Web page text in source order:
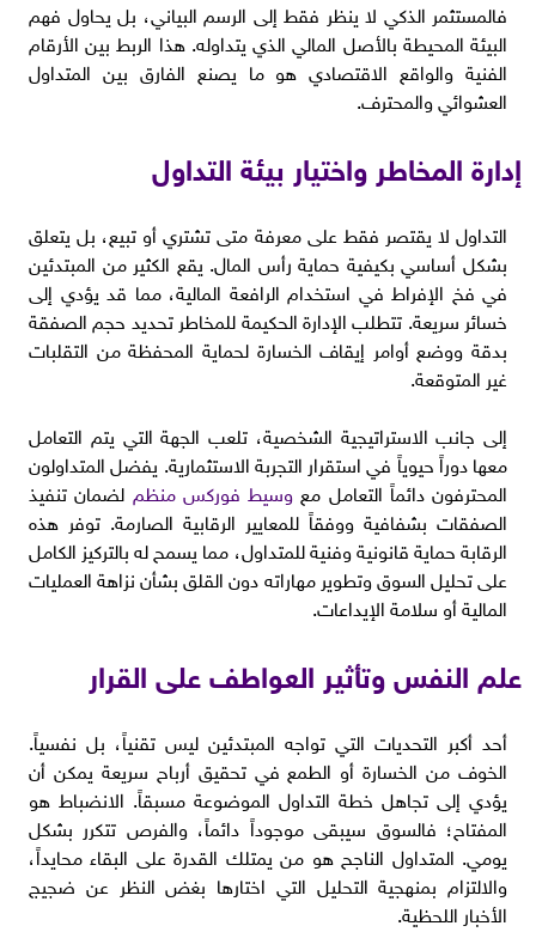
فالمستثمر الذكي لا ينظر فقط إلى الرسم البياني، بل يحاول فهم
البيئة المحيطة بالأصل المالي الذي يتداوله. هذا الربط بين الأرقام
الفنية والواقع الاقتصادي هو ما يصنع الفارق بين المتداول
العشوائي والمحترف.
إدارة المخاطر واختيار بيئة التداول
التداول لا يقتصر فقط على معرفة متى تشتري أو تبيع، بل يتعلق
بشكل أساسي بكيفية حماية رأس المال. يقع الكثير من المبتدئين
في فخ الإفراط في استخدام الرافعة المالية، مما قد يؤدي إلى
خسائر سريعة. تتطلب الإدارة الحكيمة للمخاطر تحديد حجم الصفقة
بدقة ووضع أوامر إيقاف الخسارة لحماية المحفظة من التقلبات
غير المتوقعة.
إلى جانب الاستراتيجية الشخصية، تلعب الجهة التي يتم التعامل
معها دوراً حيوياً في استقرار التجربة الاستثمارية. يفضل المتداولون
المحترفون دائماً التعامل مع وسيط فوركس منظم لضمان تنفيذ
الصفقات بشفافية ووفقاً للمعايير الرقابية الصارمة. توفر هذه
الرقابة حماية قانونية وفنية للمتداول، مما يسمح له بالتركيز الكامل
على تحليل السوق وتطوير مهاراته دون القلق بشأن نزاهة العمليات
المالية أو سلامة الإيداعات.
علم النفس وتأثير العواطف على القرار
أحد أكبر التحديات التي تواجه المبتدئين ليس تقنياً، بل نفسياً.
الخوف من الخسارة أو الطمع في تحقيق أرباح سريعة يمكن أن
يؤدي إلى تجاهل خطة التداول الموضوعة مسبقاً. الانضباط هو
المفتاح؛ فالسوق سيبقى موجوداً دائماً، والفرص تتكرر بشكل
يومي. المتداول الناجح هو من يمتلك القدرة على البقاء محايداً،
والالتزام بمنهجية التحليل التي اختارها بغض النظر عن ضجيج
الأخبار اللحظية.